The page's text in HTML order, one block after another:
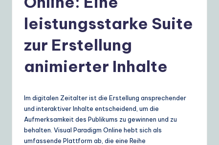
Y
o
leistungsstarke Suite
zur Erstellung
animierter Inhalte
Im digitalen Zeitalter ist die Erstellung ansprechender
und interaktiver Inhalte entscheidend, um die
Aufmerksamkeit des Publikums zu gewinnen und zu
behalten. Visual Paradigm Online hebt sich als
umfassende Plattform ab, die eine Reihe